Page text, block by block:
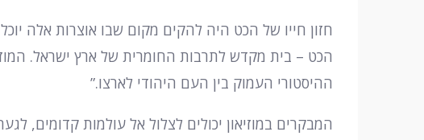
הכט – בית מקדש לתרבות החומרית של ארץ ישראל.
ההיסטורי העמוק בין העם היהודי לארצו.”
המבקרים במוזיאון יכולים לצלול אל עולמות קדומים,